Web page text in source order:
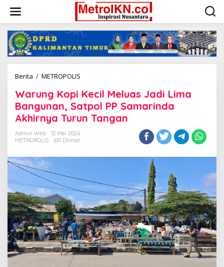
konten
Berita / METROPOLIS
Kecil
Meluas
Jadi
Lima
Samarinda
Tangan
Warung Kopi Kecil Meluas Jadi Lima
Bangunan, Satpol PP Samarinda
Akhirnya Turun Tangan
Admin Web
12 Mei 2026
METROPOLIS
631 Dilihat